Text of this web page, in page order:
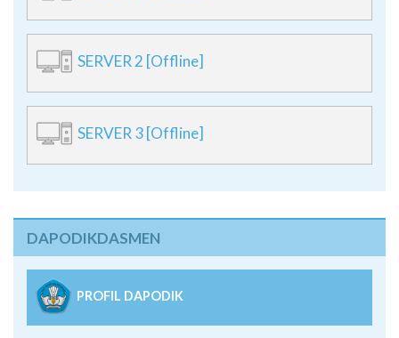
SERVER 2 [Offline]
SERVER 3 [Offline]
DAPODIKDASMEN
PROFIL DAPODIK